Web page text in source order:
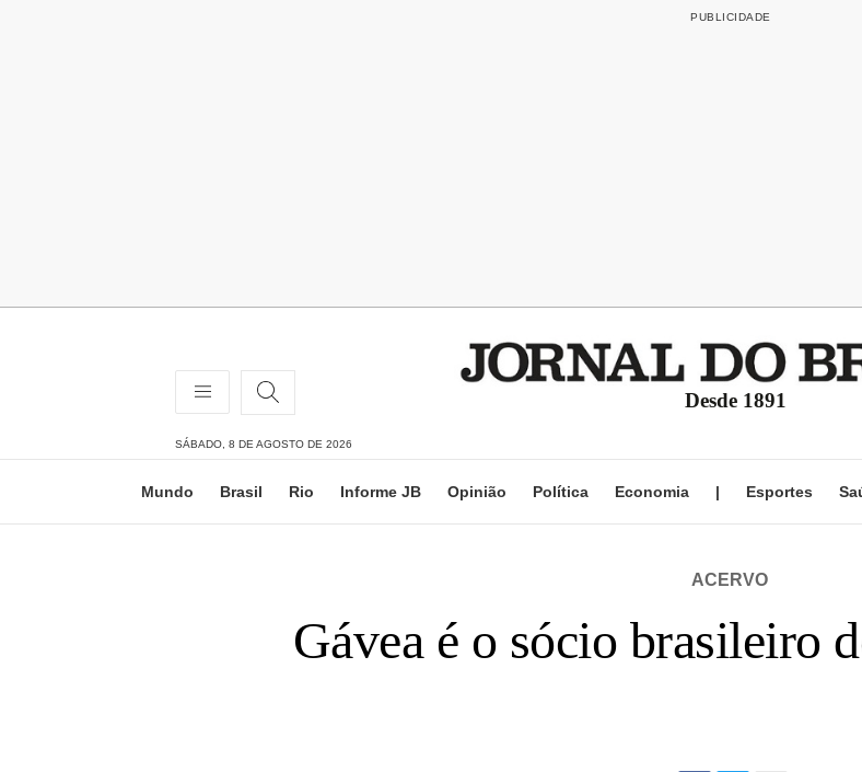
Desde 1891
SÁBADO, 8 DE AGOSTO DE 2026
Mundo Brasil Rio Informe JB Opinião Política Economia | Esportes
ACERVO
Gávea é o sócio brasileiro